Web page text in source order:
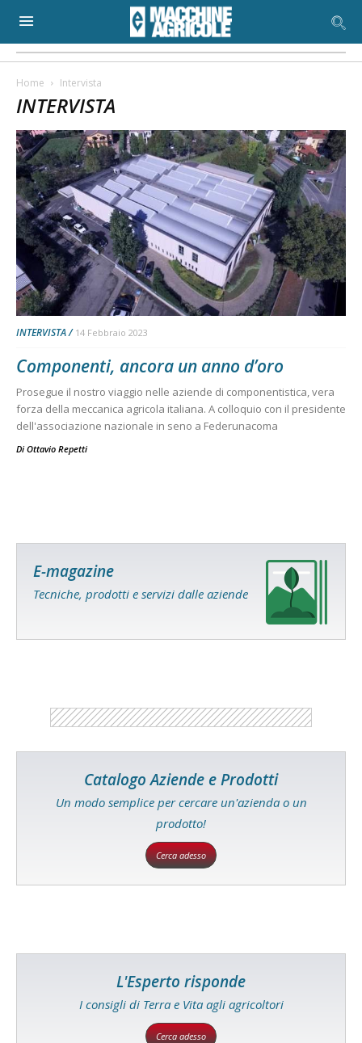
Home Intervista
INTERVISTA
INTERVISTA 14 Febbraio 2023
Componenti, ancora un anno d’oro
Prosegue il nostro viaggio nelle aziende di componentistica, vera
forza della meccanica agricola italiana. A colloquio con il presidente
dell'associazione nazionale in seno a Federunacoma
Di Ottavio Repetti
E-magazine
Tecniche, prodotti e servizi dalle aziende
Catalogo Aziende e Prodotti
Un modo semplice per cercare un'azienda o un
prodotto!
Cerca adesso
L'Esperto risponde
I consigli di Terra e Vita agli agricoltori
Cerca adesso